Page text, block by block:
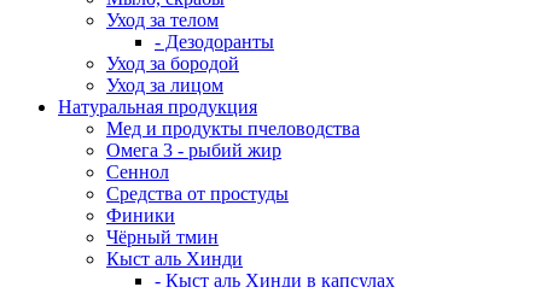
Уход за телом
- Дезодоранты
Уход за бородой
Уход за лицом
Натуральная продукция
Мед и продукты пчеловодства
Омега 3 - рыбий жир
Сеннол
Средства от простуды
Финики
Чёрный тмин
Кыст аль Хинди
- Кыст аль Хинди в капсулах